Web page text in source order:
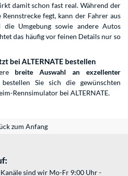
damit schon fast real. Während der
fegt, kann der Fahrer aus
die Umgebung sowie andere Autos
das häufig vor feinen Details nur so
bei ALTERNATE bestellen
breite Auswahl an exzellenter
Sie sich die gewünschten
Rennsimulator bei ALTERNATE.
zum Anfang
sind wir Mo-Fr 9:00 Uhr -